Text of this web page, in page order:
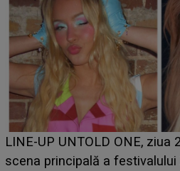
Ce a dezvăluit noua
luat prin surprindere pe